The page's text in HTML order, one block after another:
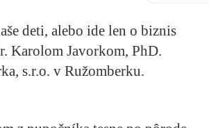
deti, alebo ide len o biznis
Karolom Javorkom, PhD.
s.r.o. v Ružomberku.